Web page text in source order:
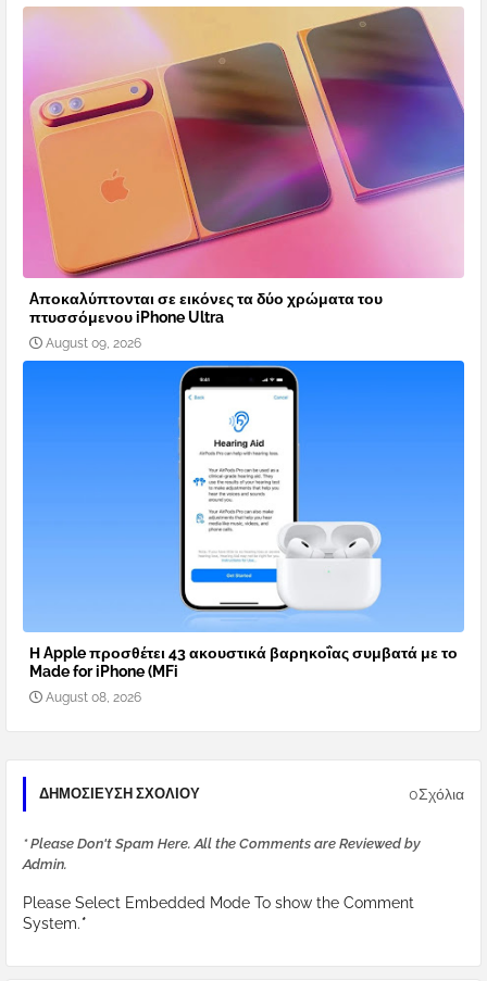
Aποκαλύπτονται σε εικόνες τα δύο χρώματα του
πτυσσόμενου iPhone Ultra
August 09, 2026
Η Apple προσθέτει 43 ακουστικά βαρηκοΐας συμβατά με το
Made for iPhone (MFi
August 08, 2026
ΔΗΜΟΣΊΕΥΣΗ ΣΧΟΛΊΟΥ 0Σχόλια
* Please Don't Spam Here. All the Comments are Reviewed by
Admin.
Please Select Embedded Mode To show the Comment
System.*